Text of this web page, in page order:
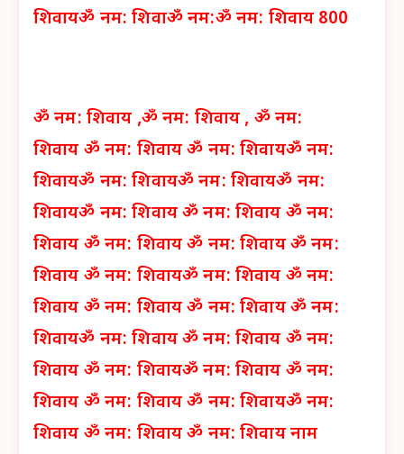
शिवायॐ नम: शिवाॐ नम:ॐ नम: शिवाय 800
ॐ नम: शिवाय ,ॐ नम: शिवाय , ॐ नम:
शिवाय ॐ नम: शिवाय ॐ नम: शिवायॐ नम:
शिवायॐ नम: शिवायॐ नम: शिवायॐ नम:
शिवायॐ नम: शिवायॐ नम: शिवाय ॐ नम:
शिवाय ॐ नम: शिवाय ॐ नम: शिवायॐ नम:
शिवाय ॐ नम: शिवायॐ नम: शिवाय ॐ नम:
शिवाय ॐ नम: शिवाय ॐ नम: शिवायॐ नम:
शिवायॐ नम: शिवायॐ नम: शिवाय ॐ नम:
शिवाय ॐ नम: शिवायॐ नम: शिवाय ॐ नम:
शिवाय ॐ नम: शिवाय ॐ नम: शिवायॐ नम:
शिवाय ॐ नम: शिवाय ॐ नम: शिवाय नाम